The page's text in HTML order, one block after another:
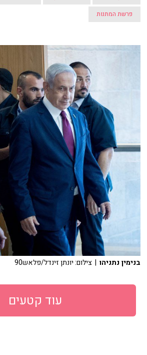
פרשת המתנות
בנימין נתניהו | צילום: יונתן זינדל/פלאש90
עוד קטעים